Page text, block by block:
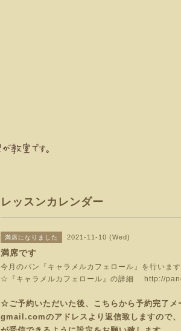
レッスンカレンダー
満席になりました 2021-11-10 (Wed)
満席です
今月のパン『キャラメルカフェロール』を行いま
☆『キャラメルカフェロール』の詳細
http://
☆ご予約いただいた後、こちらから予約完了
gmail.comのアドレスより返信致しますので